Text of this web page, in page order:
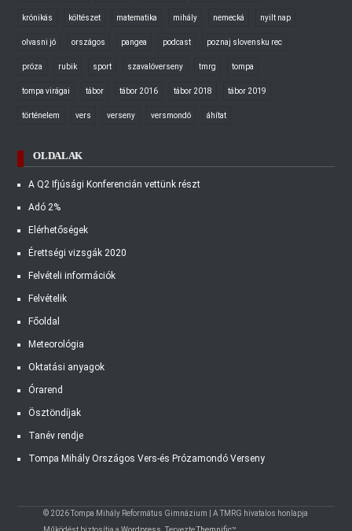
krónikás költészet matematika mihály nemecká nyilt nap
olvasni jó országos pangea podcast poznaj slovensku rec
próza rubik sport szavalóverseny tmrg tompa
tompa virágai tábor tábor 2016 tábor 2018 tábor 2019
történelem vers verseny versmondó áhítat
OLDALAK
A Q2 Ifjúsági Konferencián vettünk részt
Adó 2%
Elérhetőségek
Érettségi vizsgák 2020
Felvételi információk
Felvételik
Főoldal
Meteorológia
Oktatási anyagok
Órarend
Ösztöndíjak
Tanév rendje
Tompa Mihály Országos Vers-és Prózamondó Verseny
© 2026 Tompa Mihály Református Gimnázium | A TMRG hivatalos honlapja